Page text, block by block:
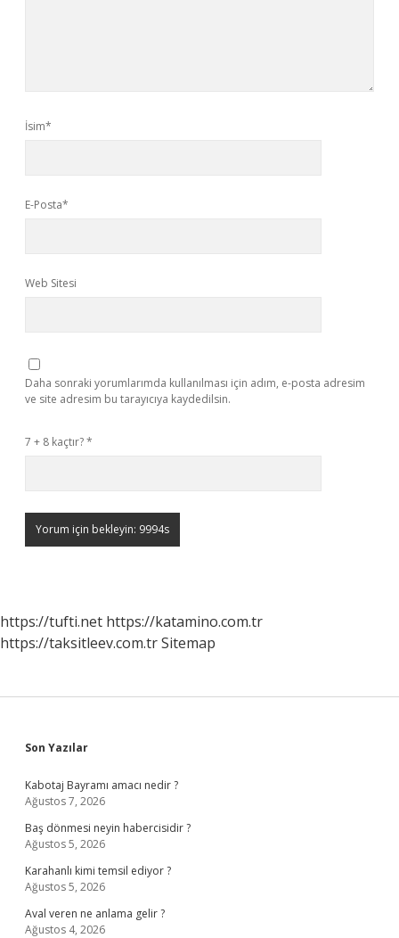
İsim*
E-Posta*
Web Sitesi
Daha sonraki yorumlarımda kullanılması için adım, e-posta adresim
ve site adresim bu tarayıcıya kaydedilsin.
7 + 8 kaçtır?*
https://tufti.net https://katamino.com.tr
https://taksitleev.com.trSitemap
Sidebar
Son Yazılar
Kabotaj Bayramı amacı nedir ?
Ağustos 7, 2026
Baş dönmesi neyin habercisidir ?
Ağustos 5, 2026
Karahanlı kimi temsil ediyor ?
Ağustos 5, 2026
Aval veren ne anlama gelir ?
Ağustos 4, 2026